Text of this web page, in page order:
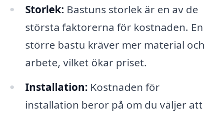
Storlek: Bastuns storlek är en av de
största faktorerna för kostnaden. En
större bastu kräver mer material och
arbete, vilket ökar priset.
Installation: Kostnaden för
installation beror på om du väljer att